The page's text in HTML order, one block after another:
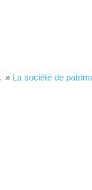
» La société de